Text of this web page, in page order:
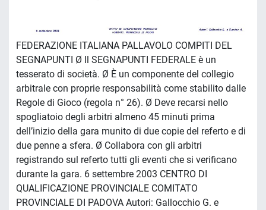
FEDERAZIONE ITALIANA PALLAVOLO COMPITI DEL
SEGNAPUNTI Ø Il SEGNAPUNTI FEDERALE è un
tesserato di società. Ø È un componente del collegio
arbitrale con proprie responsabilità come stabilito dalle
Regole di Gioco (regola n° 26). Ø Deve recarsi nello
spogliatoio degli arbitri almeno 45 minuti prima
dell’inizio della gara munito di due copie del referto e di
due penne a sfera. Ø Collabora con gli arbitri
registrando sul referto tutti gli eventi che si verificano
durante la gara. 6 settembre 2003 CENTRO DI
QUALIFICAZIONE PROVINCIALE COMITATO
PROVINCIALE DI PADOVA Autori: Gallocchio G. e